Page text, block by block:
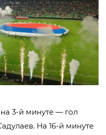
3-й минуте — гол
На 16-й минуте